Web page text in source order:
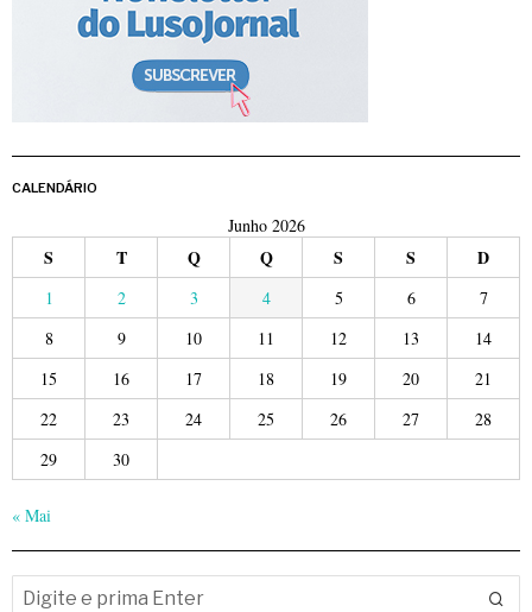
CALENDÁRIO
Junho 2026
S T Q Q S S D
1 2 3 4 5 6
7
8
9 10 11 12 13
14
15
16 17 18 19 20
21
22
23 24 25 26 27
28
29
30
« Mai